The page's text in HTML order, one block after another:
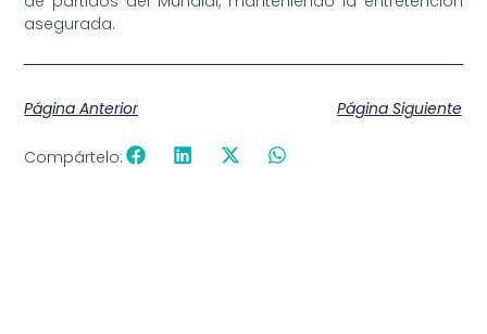
asegurada.
Página Anterior Página Siguiente
Compártelo: